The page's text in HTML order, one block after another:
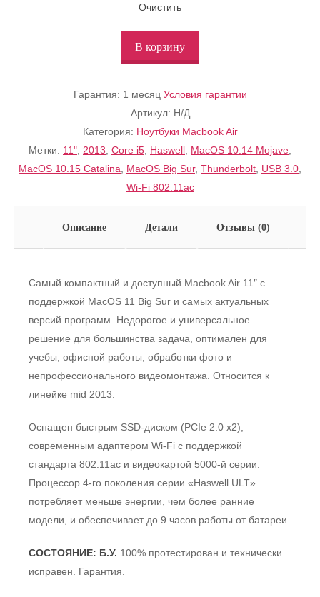
Очистить
В корзину
Гарантия: 1 месяц Условия гарантии
Артикул: Н/Д
Категория: Ноутбуки Macbook Air
Метки: 11" 2013 Core i5 Haswell MacOS 10.14 Mojave
MacOS 10.15 Catalina
MacOS Big Sur, Thunderbolt USB 3.0
Wi-Fi 802.11ac
Описание Детали Отзывы (0)
Самый компактный и доступный Macbook Air 11″ с
поддержкой MacOS 11 Big Sur и самых актуальных
версий программ. Недорогое и универсальное
решение для большинства задача, оптимален для
учебы, офисной работы, обработки фото и
непрофессионального видеомонтажа. Относится к
линейке mid 2013.
Оснащен быстрым SSD-диском (PCIe 2.0 x2),
современным адаптером Wi-Fi c поддержкой
стандарта 802.11ac и видеокартой 5000-й серии.
Процессор 4-го поколения серии «Haswell ULT»
потребляет меньше энергии, чем более ранние
модели, и обеспечивает до 9 часов работы от батареи.
СОСТОЯНИЕ: Б.У. 100% протестирован и технически
исправен. Гарантия.